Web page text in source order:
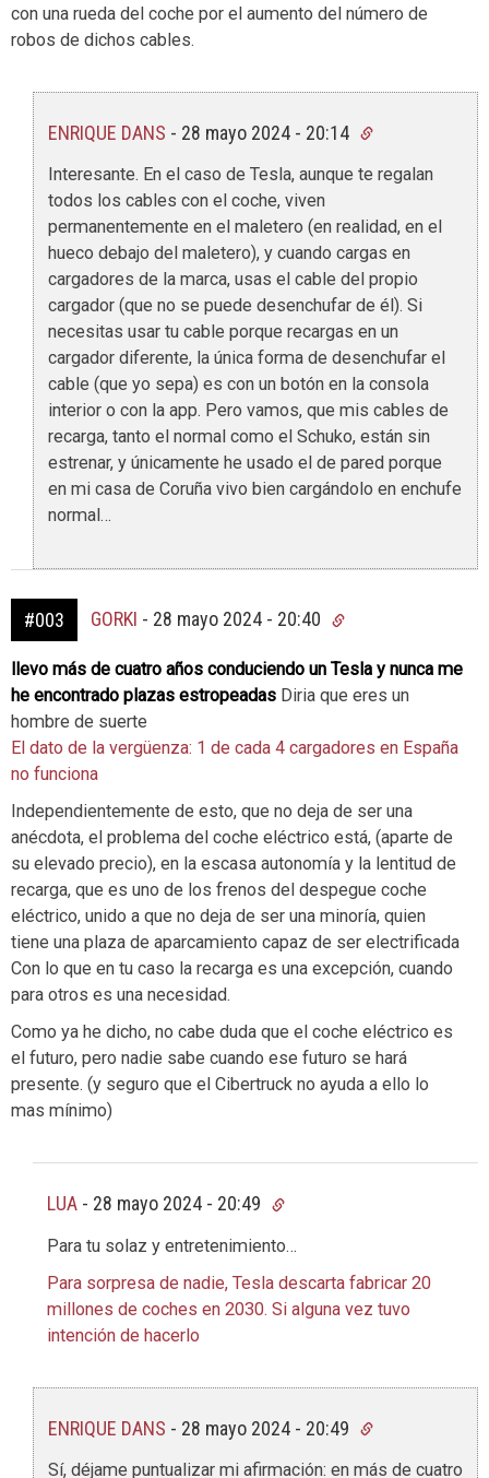
con una rueda del coche por el aumento del número de
robos de dichos cables.
ENRIQUE DANS - 28 mayo 2024 - 20:14
Interesante. En el caso de Tesla, aunque te regalan
todos los cables con el coche, viven
permanentemente en el maletero (en realidad, en el
hueco debajo del maletero), y cuando cargas en
cargadores de la marca, usas el cable del propio
cargador (que no se puede desenchufar de él). Si
necesitas usar tu cable porque recargas en un
cargador diferente, la única forma de desenchufar el
cable (que yo sepa) es con un botón en la consola
interior o con la app. Pero vamos, que mis cables de
recarga, tanto el normal como el Schuko, están sin
estrenar, y únicamente he usado el de pared porque
en mi casa de Coruña vivo bien cargándolo en enchufe
normal…
#003 GORKI - 28 mayo 2024 - 20:40
llevo más de cuatro años conduciendo un Tesla y nunca me
he encontrado plazas estropeadas Diria que eres un
hombre de suerte
El dato de la vergüenza: 1 de cada 4 cargadores en España
no funciona
Independientemente de esto, que no deja de ser una
anécdota, el problema del coche eléctrico está, (aparte de
su elevado precio), en la escasa autonomía y la lentitud de
recarga, que es uno de los frenos del despegue coche
eléctrico, unido a que no deja de ser una minoría, quien
tiene una plaza de aparcamiento capaz de ser electrificada
Con lo que en tu caso la recarga es una excepción, cuando
para otros es una necesidad.
Como ya he dicho, no cabe duda que el coche eléctrico es
el futuro, pero nadie sabe cuando ese futuro se hará
presente. (y seguro que el Cibertruck no ayuda a ello lo
mas mínimo)
LUA - 28 mayo 2024 - 20:49
Para tu solaz y entretenimiento…
Para sorpresa de nadie, Tesla descarta fabricar 20
millones de coches en 2030. Si alguna vez tuvo
intención de hacerlo
ENRIQUE DANS - 28 mayo 2024 - 20:49
Sí, déjame puntualizar mi afirmación: en más de cuatro